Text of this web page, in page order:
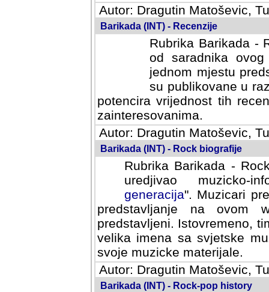
Autor: Dragutin Matoševic,
Barikada (INT) - Recenzije
Rubrika Barikada -
od saradnika
jednom mjestu
su publikovane u
potencira vrijednost tih
zainteresovanima.
Autor: Dragutin Matoševic,
Barikada (INT) - Rock biografije
Rubrika Barikada -
uredjivao muzicko-
Muzicari predstavljeni u
na ovom web portalu
Istovremeno, tim nacinom
sa svjetske muzicke scene
materijale.
Autor: Dragutin Matoševic,
Barikada (INT) - Rock-pop history